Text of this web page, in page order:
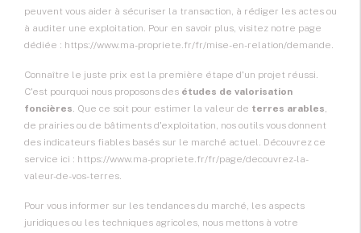
peuvent vous aider à sécuriser la transaction, à rédiger les actes ou
à auditer une exploitation. Pour en savoir plus, visitez notre page
dédiée : https://www.ma-propriete.fr/fr/mise-en-relation/demande.
Connaître le juste prix est la première étape d'un projet réussi.
C'est pourquoi nous proposons des études de valorisation
foncières. Que ce soit pour estimer la valeur de terres arables,
de prairies ou de bâtiments d'exploitation, nos outils vous donnent
des indicateurs fiables basés sur le marché actuel. Découvrez ce
service ici : https://www.ma-propriete.fr/fr/page/decouvrez-la-
valeur-de-vos-terres.
Pour vous informer sur les tendances du marché, les aspects
juridiques ou les techniques agricoles, nous mettons à votre